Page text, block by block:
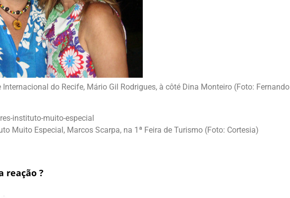
Internacional do Recife, Mário Gil Rodrigues, à côté Dina Monteiro (Foto: Fernando
Muito Especial, Marcos Scarpa, na 1ª Feira de Turismo (Foto: Cortesia)
reação ?